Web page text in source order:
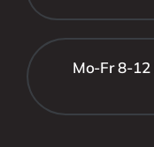
Mo-Fr 8-